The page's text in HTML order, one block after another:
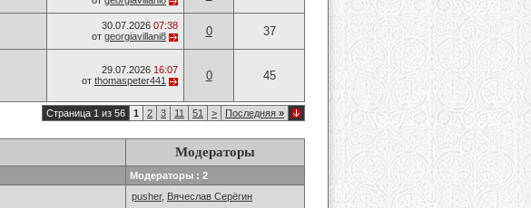
30.07.2026 07:38
от georgiavillani8 0 37
29.07.2026 16:07
от thomaspeter441 0 45
Страница 1 из 56 1 2 3 11 51 > Последняя »
Модераторы
Модераторы : 2
pusher, Вячеслав Серёгин